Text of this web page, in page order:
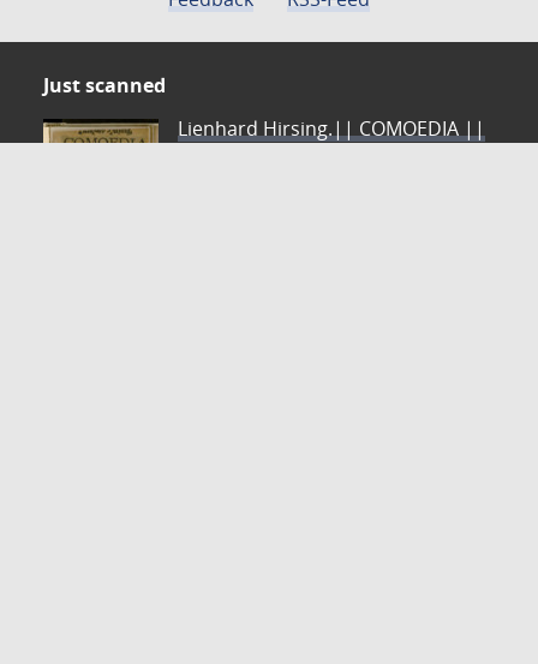
Just scanned
Lienhard Hirsing.|| COMOEDIA ||